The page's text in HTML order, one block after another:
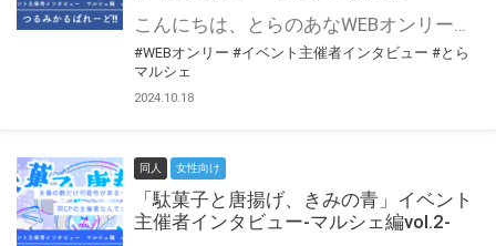
こんにちは、とらのあなWEBオンリー運営スタッフです。 新たにお届けする、イベント主催者インタビュー-マルシェ編-は、 とらのあなWEBオンリー「マルシェ」をご利用した主催様に 「マルシェ」を使って開催した感想や心がけをお聞きする企画です。 今回は、WEBオンリー初開催「つるみかるぱれーど
#WEBオンリー #イベント主催者インタビュー #とら
マルシェ
2024.10.18
同人 女性向け
「駄菓子と唐揚げ、きみの青」イベント
主催者インタビュー-マルシェ編vol.2-